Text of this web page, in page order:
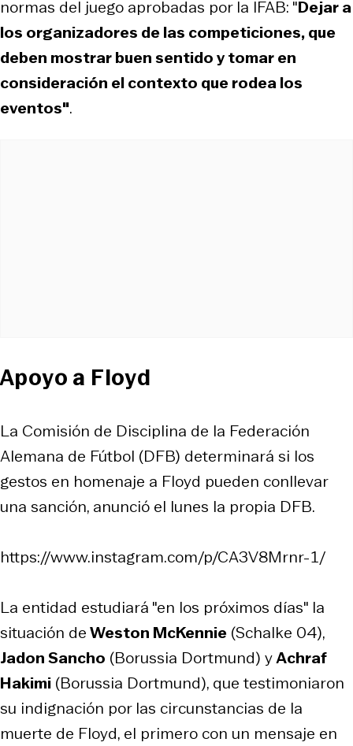
normas del juego aprobadas por la IFAB: "Dejar a
los organizadores de las competiciones, que
deben mostrar buen sentido y tomar en
consideración el contexto que rodea los
eventos".
Apoyo a Floyd
La Comisión de Disciplina de la Federación
Alemana de Fútbol (DFB) determinará si los
gestos en homenaje a Floyd pueden conllevar
una sanción, anunció el lunes la propia DFB.
https://www.instagram.com/p/CA3V8Mrnr-1/
La entidad estudiará "en los próximos días" la
situación deWeston McKennie (Schalke 04),
Jadon Sancho (Borussia Dortmund) yAchraf
Hakimi (Borussia Dortmund), que testimoniaron
su indignación por las circunstancias de la
muerte de Floyd, el primero con un mensaje en